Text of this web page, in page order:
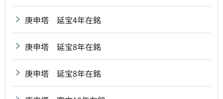
庚申塔 延宝4年在銘
庚申塔 延宝8年在銘
庚申塔 延宝8年在銘